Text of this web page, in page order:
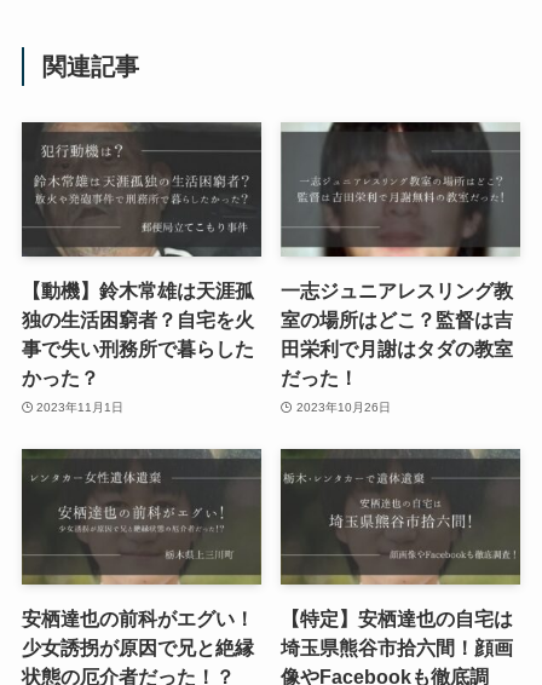
関連記事
【動機】鈴木常雄は天涯孤
独の生活困窮者？自宅を火
事で失い刑務所で暮らした
かった？
2023年11月1日
一志ジュニアレスリング教
室の場所はどこ？監督は吉
田栄利で月謝はタダの教室
だった！
2023年10月26日
安栖達也の前科がエグい！
少女誘拐が原因で兄と絶縁
状態の厄介者だった！？
【特定】安栖達也の自宅は
埼玉県熊谷市拾六間！顔画
像やFacebookも徹底調